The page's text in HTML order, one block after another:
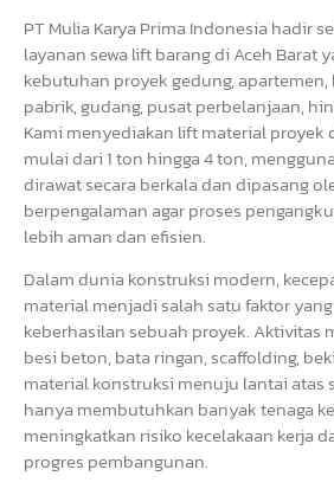
PT Mulia Karya Prima Indonesia hadir
layanan sewa lift barang di Aceh Barat
kebutuhan proyek gedung,
pabrik, gudang, pusat perbelanjaan,
Kami menyediakan lift material proyek
mulai dari 1 ton hingga 4 ton,
dirawat secara berkala dan dipasang
berpengalaman agar proses
lebih aman dan efisien.
Dalam dunia konstruksi modern,
material menjadi salah satu faktor
keberhasilan sebuah proyek. Aktivitas
besi beton, bata ringan, scaffolding,
material konstruksi menuju lantai atas
hanya membutuhkan banyak tenaga
meningkatkan risiko kecelakaan kerja
progres pembangunan.